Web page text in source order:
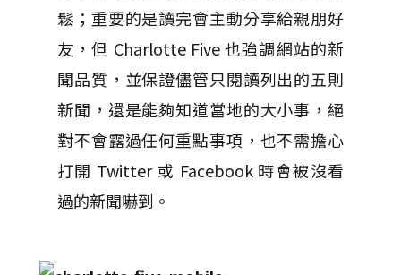
鬆；重要的是讀完會主動分享給親朋好
友，但 Charlotte Five 也強調網站的新
聞品質，並保證儘管只閱讀列出的五則
新聞，還是能夠知道當地的大小事，絕
對不會露過任何重點事項，也不需擔心
打開 Twitter 或 Facebook 時會被沒看
過的新聞嚇到。